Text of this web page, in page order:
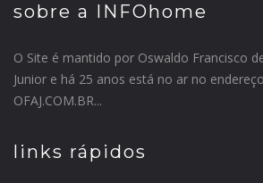
sobre a INFOhome
O Site é mantido por Oswaldo Francisco
Junior e há 25 anos está no ar no endereço
OFAJ.COM.BR...
links rápidos